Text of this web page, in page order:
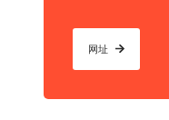
网址